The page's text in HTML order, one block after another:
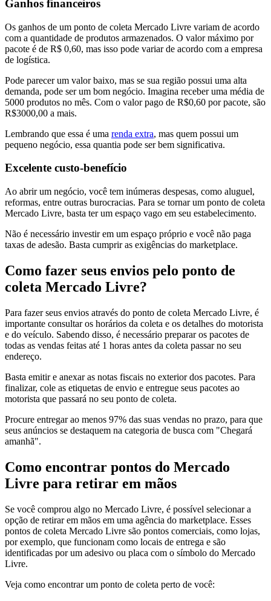
Ganhos financeiros
Os ganhos de um ponto de coleta Mercado Livre variam de acordo
com a quantidade de produtos armazenados. O valor máximo por
pacote é de R$ 0,60, mas isso pode variar de acordo com a empresa
de logística.
Pode parecer um valor baixo, mas se sua região possui uma alta
demanda, pode ser um bom negócio. Imagina receber uma média de
5000 produtos no mês. Com o valor pago de R$0,60 por pacote, são
R$3000,00 a mais.
Lembrando que essa é uma renda extra, mas quem possui um
pequeno negócio, essa quantia pode ser bem significativa.
Excelente custo-benefício
Ao abrir um negócio, você tem inúmeras despesas, como aluguel,
reformas, entre outras burocracias. Para se tornar um ponto de coleta
Mercado Livre, basta ter um espaço vago em seu estabelecimento.
Não é necessário investir em um espaço próprio e você não paga
taxas de adesão. Basta cumprir as exigências do marketplace.
Como fazer seus envios pelo ponto de
coleta Mercado Livre?
Para fazer seus envios através do ponto de coleta Mercado Livre, é
importante consultar os horários da coleta e os detalhes do motorista
e do veículo. Sabendo disso, é necessário preparar os pacotes de
todas as vendas feitas até 1 horas antes da coleta passar no seu
endereço.
Basta emitir e anexar as notas fiscais no exterior dos pacotes. Para
finalizar, cole as etiquetas de envio e entregue seus pacotes ao
motorista que passará no seu ponto de coleta.
Procure entregar ao menos 97% das suas vendas no prazo, para que
seus anúncios se destaquem na categoria de busca com "Chegará
amanhã".
Como encontrar pontos do Mercado
Livre para retirar em mãos
Se você comprou algo no Mercado Livre, é possível selecionar a
opção de retirar em mãos em uma agência do marketplace. Esses
pontos de coleta Mercado Livre são pontos comerciais, como lojas,
por exemplo, que funcionam como locais de entrega e são
identificadas por um adesivo ou placa com o símbolo do Mercado
Livre.
Veja como encontrar um ponto de coleta perto de você: